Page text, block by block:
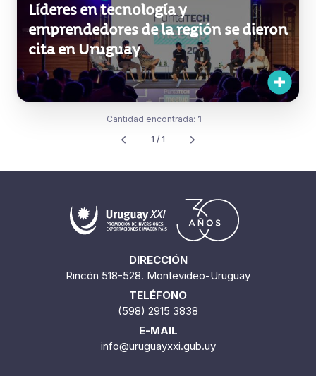
Líderes en tecnología y
emprendedores de la región se dieron
cita en Uruguay
Cantidad encontrada: 1
1 / 1
DIRECCIÓN
Rincón 518-528. Montevideo-Uruguay
TELÉFONO
(598) 2915 3838
E-MAIL
info@uruguayxxi.gub.uy